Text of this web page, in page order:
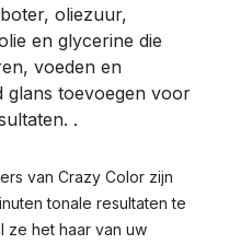
oliezuur,
en glycerine die
voeden en
glans toevoegen voor
.
van Crazy Color zijn
tonale resultaten te
ze het haar van uw